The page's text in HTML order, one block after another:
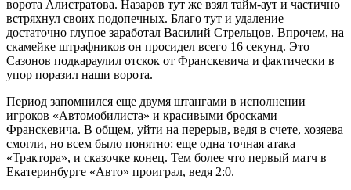
ворота Алистратова. Назаров тут же взял тайм-аут и частично
встряхнул своих подопечных. Благо тут и удаление
достаточно глупое заработал Василий Стрельцов. Впрочем, на
скамейке штрафников он просидел всего 16 секунд. Это
Сазонов подкараулил отскок от Франскевича и фактически в
упор поразил наши ворота.
Период запомнился еще двумя штангами в исполнении
игроков «Автомобилиста» и красивыми бросками
Франскевича. В общем, уйти на перерыв, ведя в счете, хозяева
смогли, но всем было понятно: еще одна точная атака
«Трактора», и сказочке конец. Тем более что первый матч в
Екатеринбурге «Авто» проиграл, ведя 2:0.